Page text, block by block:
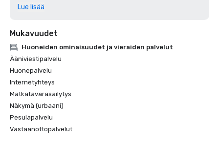
Setting
•	Thrillist - Best Things to Do in San Francisco for an Arts
and Culture Lover
Spotlights San Francisco’s Arts & Culture
•	Haute Living San Francisco - San Francisco’s Palace
Hotel Celebrates 150 Years
2024
•	Travel + Leisure - Best Hotels in SF - Hotel with the Best
Amenities
Lue lisää
Mukavuudet
Huoneiden ominaisuudet ja vieraiden palvelut
Ääniviestipalvelu
Huonepalvelu
Internetyhteys
Matkatavarasäilytys
Näkymä (urbaani)
Pesulapalvelu
Vastaanottopalvelut